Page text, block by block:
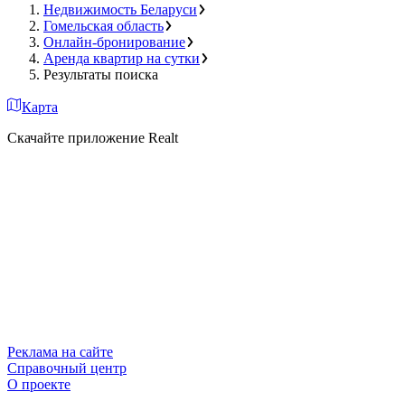
Недвижимость Беларуси
Гомельская область
Онлайн-бронирование
Аренда квартир на сутки
Результаты поиска
Карта
Скачайте приложение Realt
Реклама на сайте
Справочный центр
О проекте